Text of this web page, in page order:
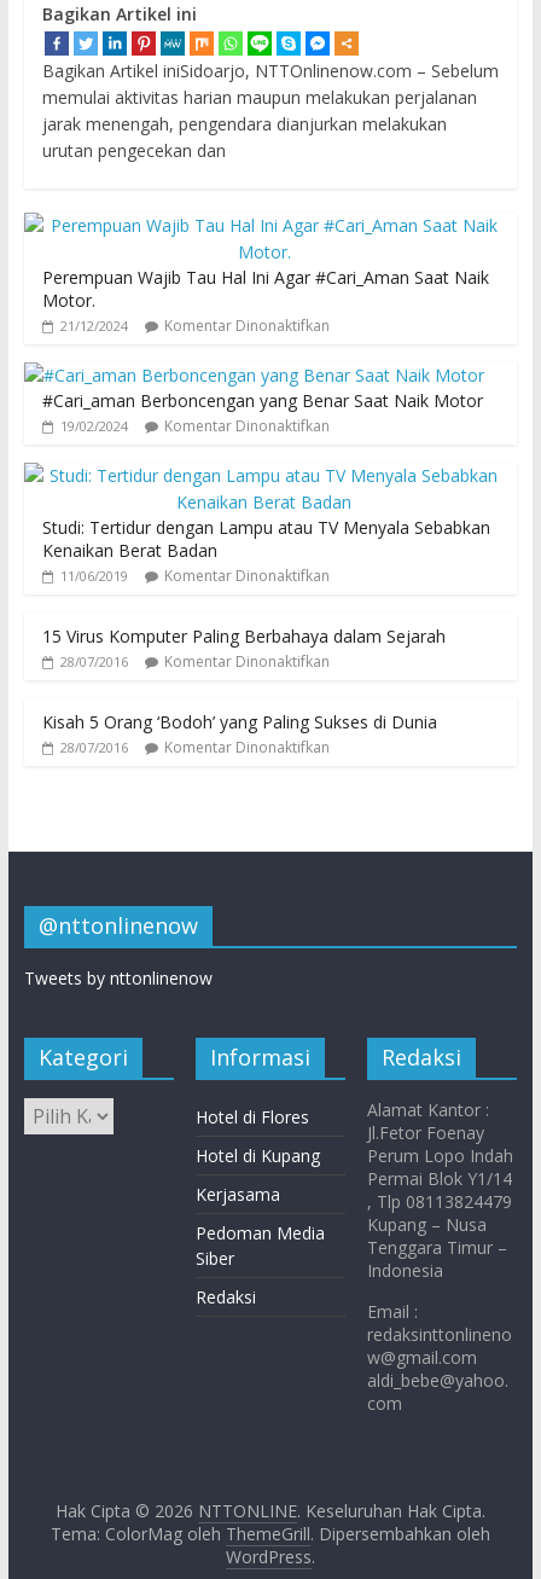
Bagikan Artikel ini
Bagikan Artikel iniSidoarjo, NTTOnlinenow.com – Sebelum
memulai aktivitas harian maupun melakukan perjalanan
jarak menengah, pengendara dianjurkan melakukan
urutan pengecekan dan
Perempuan Wajib Tau Hal Ini Agar #Cari_Aman Saat Naik
Motor.
21/12/2024 Komentar Dinonaktifkan
#Cari_aman Berboncengan yang Benar Saat Naik Motor
19/02/2024 Komentar Dinonaktifkan
Studi: Tertidur dengan Lampu atau TV Menyala Sebabkan
Kenaikan Berat Badan
11/06/2019 Komentar Dinonaktifkan
15 Virus Komputer Paling Berbahaya dalam Sejarah
28/07/2016 Komentar Dinonaktifkan
Kisah 5 Orang ‘Bodoh’ yang Paling Sukses di Dunia
28/07/2016 Komentar Dinonaktifkan
@nttonlinenow
Tweets by nttonlinenow
Kategori Informasi
Hotel di Flores
Hotel di Kupang
Kerjasama
Pedoman Media
Siber
Redaksi
Redaksi
Alamat Kantor :
Jl.Fetor Foenay
Perum Lopo Indah
Permai Blok Y1/14
, Tlp 08113824479
Kupang – Nusa
Tenggara Timur –
Indonesia
Email :
redaksinttonlineno
w@gmail.com
aldi_bebe@yahoo.
com
Hak Cipta © 2026 NTTONLINE. Keseluruhan Hak Cipta.
Tema: ColorMag oleh ThemeGrill. Dipersembahkan oleh
WordPress.